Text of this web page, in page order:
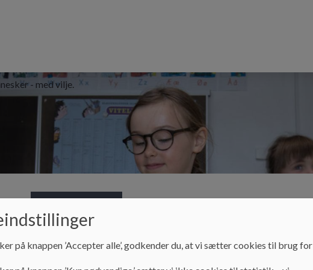
- med vilje.
på knappen ’Accepter alle’, godkender du, at vi sætter cookies til brug for